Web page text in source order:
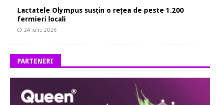
Lactatele Olympus susțin o rețea de peste 1.200
fermieri locali
24 iulie 2026
PARTENERI